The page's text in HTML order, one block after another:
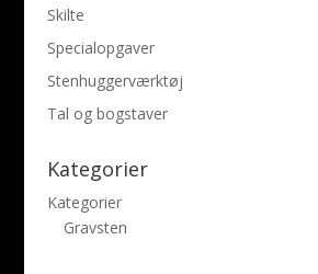
Skilte
Specialopgaver
Stenhuggerværktøj
Tal og bogstaver
Kategorier
Kategorier
Gravsten